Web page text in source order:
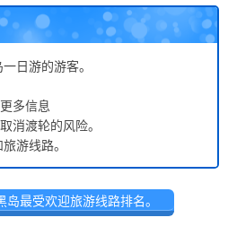
日游的游客。
多信息
消渡轮的风险。
游线路。
岛最受欢迎旅游线路排名。